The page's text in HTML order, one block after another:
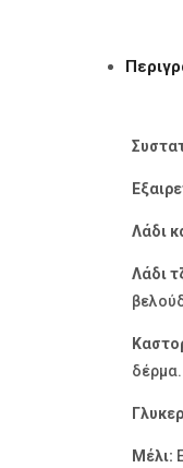
Λάδι
Λάδι
δέρμα.
Μέλι: